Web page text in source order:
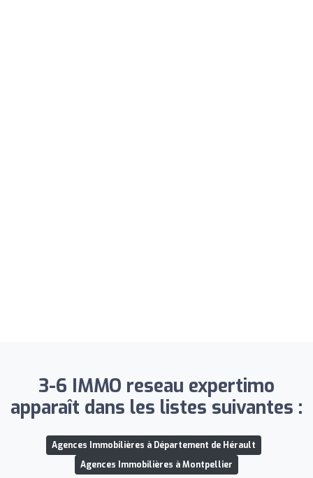
3-6 IMMO reseau expertimo
apparaît dans les listes suivantes :
Agences Immobilières à Département de Hérault
Agences Immobilières à Montpellier